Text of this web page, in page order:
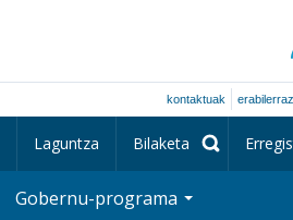
kontaktuak
Laguntza Bilaketa
Gobernu-programa